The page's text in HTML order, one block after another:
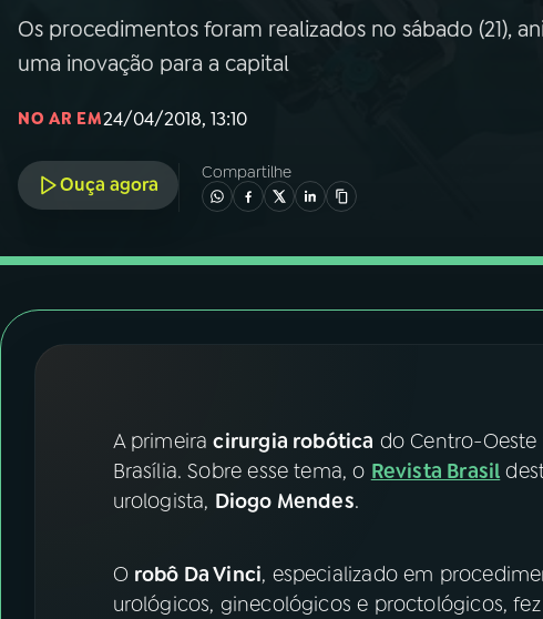
03PROGRAMAÇÃO
05 PODCASTS
ACOMPANHE A RÁDIO NACIONAL
YouTube Facebook
Instagram X
Os procedimentos foram realizados no sábado (21),
uma inovação para a capital
NO AR EM24/04/2018, 13:10
Ouça agora
Compartilhe
A primeiracirurgia robótica do Centro-
Brasília. Sobre esse tema, o Revista Brasil
urologista, Diogo Mendes.
O robô Da Vinci, especializado em
urológicos, ginecológicos e proctológicos,